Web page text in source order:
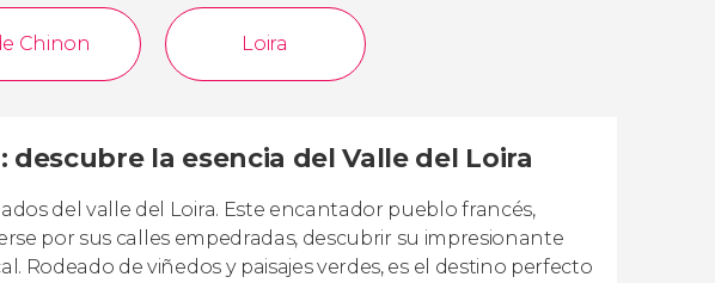
Chinon Loira
la esencia del Valle del Loira
del valle del Loira. Este encantador pueblo francés,
por sus calles empedradas, descubrir su impresionante
Rodeado de viñedos y paisajes verdes, es el destino perfecto